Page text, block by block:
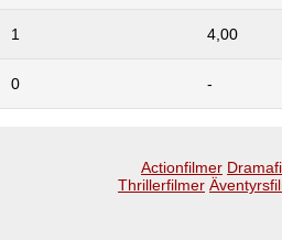
1 4,00
0 -
Actionfilmer
Thrillerfilmer